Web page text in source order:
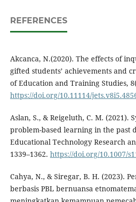
REFERENCES
Akcanca, N.(2020). The effects of
gifted students’ achievements and
of Education and Training Studies,
https://doi.org/10.11114/
Aslan, S., & Reigeluth, C. M. (2021).
problem-based learning in the past
Educational Technology Research
1339–1362. https://doi.org/10.1007/
Cahya, N., & Siregar, B. H. (2023).
berbasis PBL bernuansa